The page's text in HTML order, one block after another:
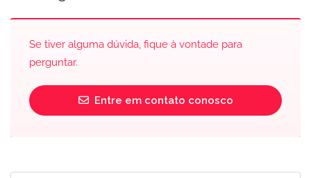
Se tiver alguma dúvida, fique à vontade para
perguntar.
Entre em contato conosco